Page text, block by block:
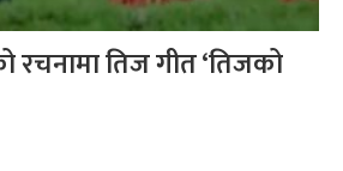
रचनामा तिज गीत ‘तिजको